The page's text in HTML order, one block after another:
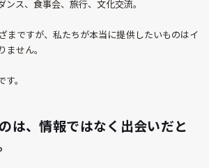
ス、食事会、旅行、文化交流。
まですが、私たちが本当に提供したいものはイ
せん。
。
は、情報ではなく出会いだと